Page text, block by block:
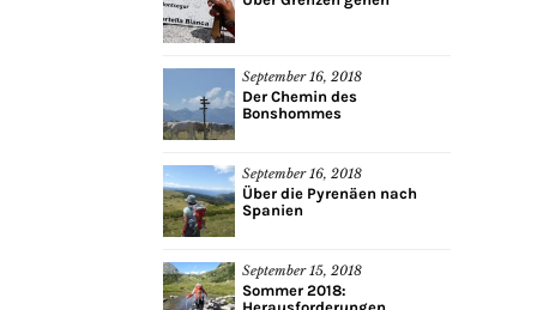
September 16, 2018
Der Chemin des
Bonshommes
September 16, 2018
Über die Pyrenäen nach
Spanien
September 15, 2018
Sommer 2018: